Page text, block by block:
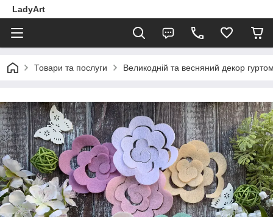
LadyArt
Товари та послуги Великодній та весняний декор